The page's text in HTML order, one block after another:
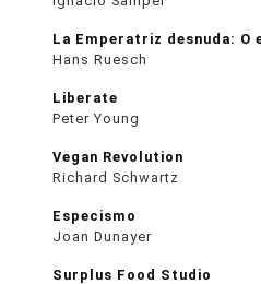
La Emperatriz desnuda: O
Hans Ruesch
Liberate
Peter Young
Vegan Revolution
Richard Schwartz
Especismo
Joan Dunayer
Surplus Food Studio